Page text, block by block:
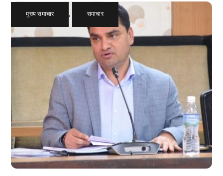
मुख्य समाचार , समाचार